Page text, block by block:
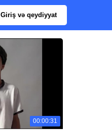
Giriş və qeydiyyat
00:00:31